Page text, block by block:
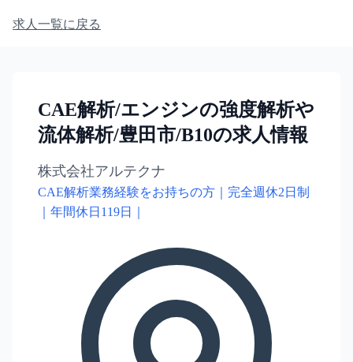
求人一覧に戻る
CAE解析/エンジンの強度解析や
流体解析/豊田市/B10の求人情報
株式会社アルテクナ
CAE解析業務経験をお持ちの方｜完全週休2日制
｜年間休日119日｜